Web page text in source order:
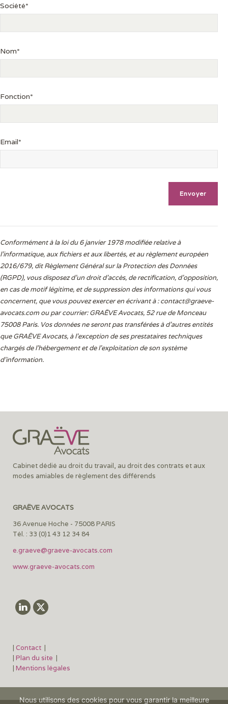
Société*
Nom*
Fonction*
Email*
Conformément à la loi du 6 janvier 1978 modifiée relative à
l'informatique, aux fichiers et aux libertés, et au règlement européen
2016/679, dit Règlement Général sur la Protection des Données
(RGPD), vous disposez d’un droit d’accès, de rectification, d’opposition,
en cas de motif légitime, et de suppression des informations qui vous
concernent, que vous pouvez exercer en écrivant à :contact@graeve-
avocats.com ou par courrier: GRAËVE Avocats, 52 rue de Monceau
75008 Paris. Vos données ne seront pas transférées à d’autres entités
que GRAËVE Avocats, à l’exception de ses prestataires techniques
chargés de l’hébergement et de l’exploitation de son système
d’information.
Cabinet dédié au droit du travail, au droit des contrats et aux
modes amiables de règlement des différends
GRAËVE AVOCATS
36 Avenue Hoche - 75008 PARIS
Tél. : 33 (0)1 43 12 34 84
e.graeve@graeve-avocats.com
www.graeve-avocats.com
| Contact |
| Plan du site |
| Mentions légales
Nous utilisons des cookies pour vous garantir la meilleure